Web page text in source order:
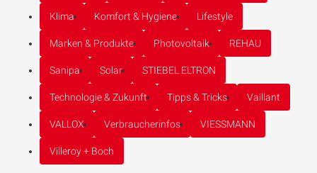
Klima Komfort & Hygiene Lifestyle
Marken & Produkte Photovoltaik REHAU
Sanipa Solar STIEBEL ELTRON
Technologie & Zukunft Tipps & Tricks Vaillant
VALLOX Verbraucherinfos VIESSMANN
Villeroy + Boch